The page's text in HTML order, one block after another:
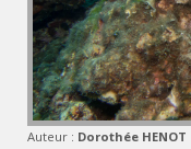
Auteur : Dorothée HENOT